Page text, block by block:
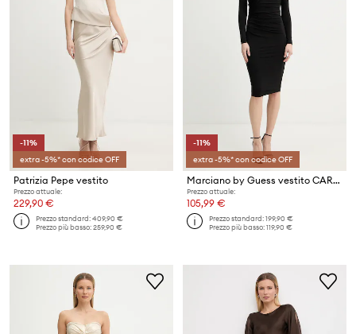
-11%
extra -5%* con codice OFF
Patrizia Pepe vestito
Prezzo attuale:
229,90 €
Prezzo standard:409,90 €
Prezzo più basso:259,90 €
-11%
extra -5%* con codice OFF
Marciano by Guess vestito CARLI
Prezzo attuale:
105,99 €
Prezzo standard:199,90 €
Prezzo più basso:119,90 €